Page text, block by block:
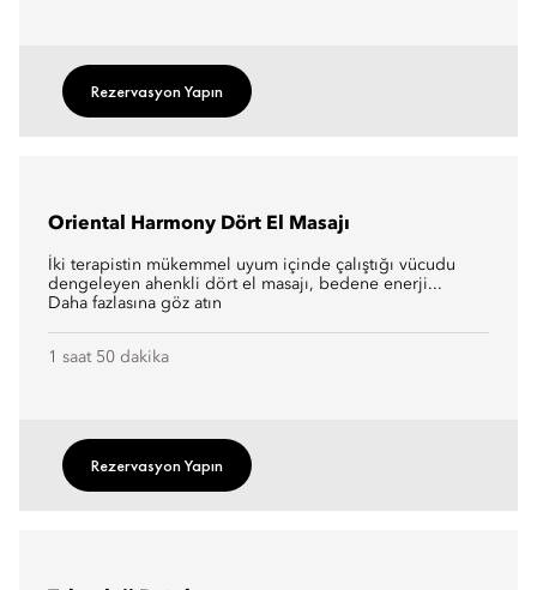
Rezervasyon Yapın
Oriental Harmony Dört El Masajı
İki terapistin mükemmel uyum içinde çalıştığı vücudu
dengeleyen ahenkli dört el masajı, bedene enerji...
Daha fazlasına göz atın
1 saat 50 dakika
Rezervasyon Yapın